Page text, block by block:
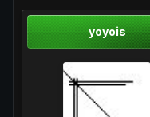
yoyois